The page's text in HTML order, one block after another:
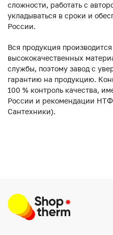
сложности, работать с
укладываться в сроки и
России.
Вся продукция производится
высококачественных
службы, поэтому завод с
гарантию на продукцию.
100 % контроль качества,
России и рекомендации
Сантехники).